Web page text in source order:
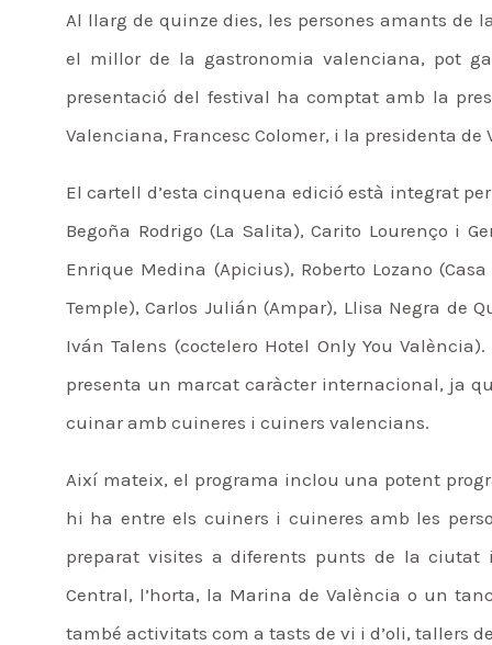
Al llarg de quinze dies, les persones amants de
el millor de la gastronomia valenciana, pot
presentació del festival ha comptat amb la
Valenciana, Francesc Colomer, i la presidenta
El cartell d’esta cinquena edició està integrat
Begoña Rodrigo (La Salita), Carito Lourenço i
Enrique Medina (Apicius), Roberto Lozano
Temple), Carlos Julián (Ampar), Llisa Negra de
Iván Talens (coctelero Hotel Only You
presenta un marcat caràcter internacional, ja
cuinar amb cuineres i cuiners valencians.
Així mateix, el programa inclou una potent
hi ha entre els cuiners i cuineres amb les
preparat visites a diferents punts de la
Central, l’horta, la Marina de València o un
també activitats com a tasts de vi i d’oli, tallers